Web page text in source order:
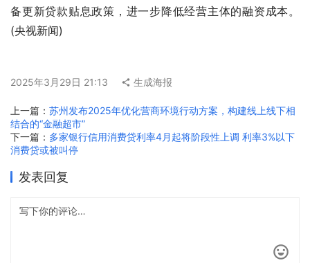
备更新贷款贴息政策，进一步降低经营主体的融资成本。
(央视新闻)
2025年3月29日 21:13 生成海报
上一篇： 苏州发布2025年优化营商环境行动方案，构建线上线下相
结合的“金融超市”
下一篇： 多家银行信用消费贷利率4月起将阶段性上调 利率3%以下
消费贷或被叫停
发表回复